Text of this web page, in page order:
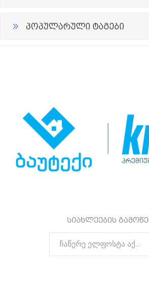
პოპულარული ტაგები
სიახლეების